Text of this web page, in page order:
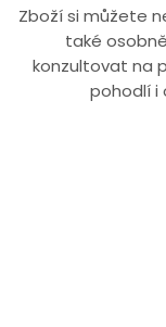
Zboží si můžete
také
konzultovat na
pohodlí i